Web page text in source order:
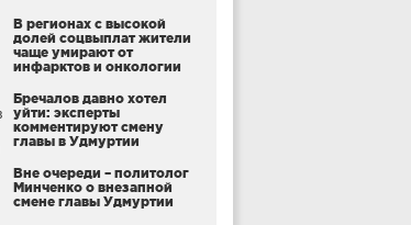
В регионах с высокой
долей соцвыплат жители
чаще умирают от
инфарктов и онкологии
Бречалов давно хотел
уйти: эксперты
комментируют смену
главы в Удмуртии
Вне очереди – политолог
Минченко о внезапной
смене главы Удмуртии